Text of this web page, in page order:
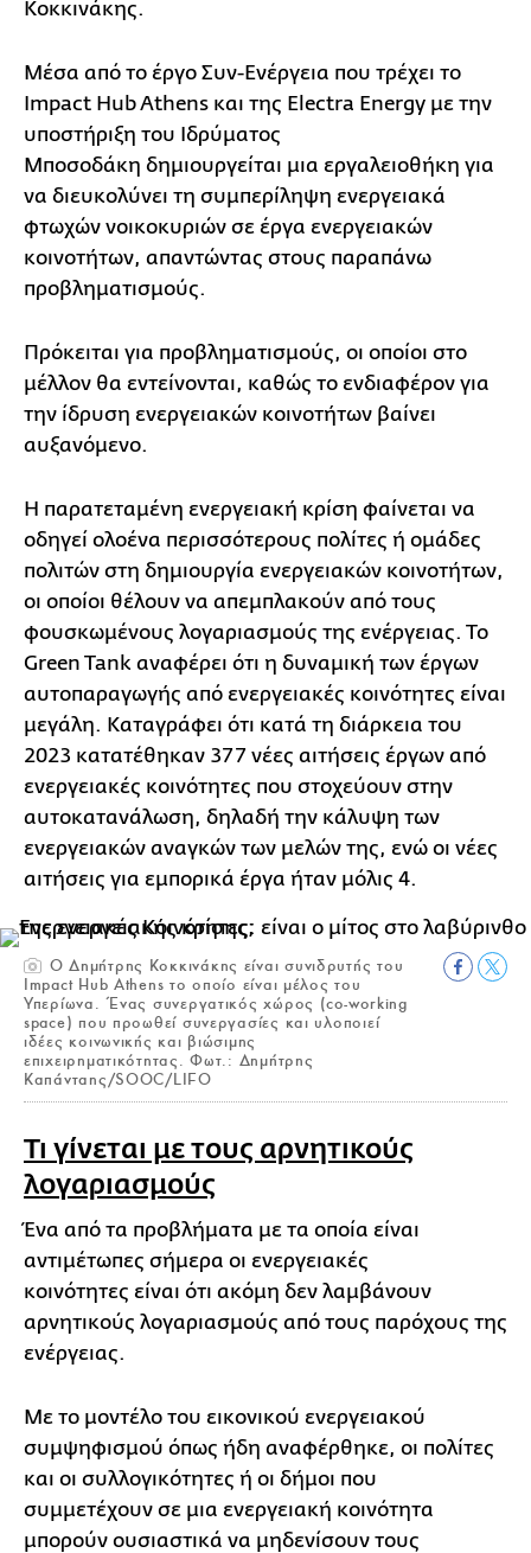
Κοκκινάκης.
Μέσα από το έργο Συν-Ενέργεια που τρέχει το
Impact Hub Athens και της Electra Energy με την
υποστήριξη του Ιδρύματος
Μποσοδάκη δημιουργείται μια εργαλειοθήκη για
να διευκολύνει τη συμπερίληψη ενεργειακά
φτωχών νοικοκυριών σε έργα ενεργειακών
κοινοτήτων, απαντώντας στους παραπάνω
προβληματισμούς.
Πρόκειται για προβληματισμούς, οι οποίοι στο
μέλλον θα εντείνονται, καθώς το ενδιαφέρον για
την ίδρυση ενεργειακών κοινοτήτων βαίνει
αυξανόμενο.
Η παρατεταμένη ενεργειακή κρίση φαίνεται να
οδηγεί ολοένα περισσότερους πολίτες ή ομάδες
πολιτών στη δημιουργία ενεργειακών κοινοτήτων,
οι οποίοι θέλουν να απεμπλακούν από τους
φουσκωμένους λογαριασμούς της ενέργειας. Το
Green Tank αναφέρει ότι η δυναμική των έργων
αυτοπαραγωγής από ενεργειακές κοινότητες είναι
μεγάλη. Καταγράφει ότι κατά τη διάρκεια του
2023 κατατέθηκαν 377 νέες αιτήσεις έργων από
ενεργειακές κοινότητες που στοχεύουν στην
αυτοκατανάλωση, δηλαδή την κάλυψη των
ενεργειακών αναγκών των μελών της, ενώ οι νέες
αιτήσεις για εμπορικά έργα ήταν μόλις 4.
Ο Δημήτρης Κοκκινάκης είναι συνιδρυτής του
Impact Hub Athens το οποίο είναι μέλος του
Υπερίωνα. Ένας συνεργατικός χώρος (co-working
space) που προωθεί συνεργασίες και υλοποιεί
ιδέες κοινωνικής και βιώσιμης
επιχειρηματικότητας. Φωτ.: Δημήτρης
Καπάνταης/SOOC/LIFO
Τι γίνεται με τους αρνητικούς
λογαριασμούς
Ένα από τα προβλήματα με τα οποία είναι
αντιμέτωπες σήμερα οι ενεργειακές
κοινότητες είναι ότι ακόμη δεν λαμβάνουν
αρνητικούς λογαριασμούς από τους παρόχους της
ενέργειας.
Με το μοντέλο του εικονικού ενεργειακού
συμψηφισμού όπως ήδη αναφέρθηκε, οι πολίτες
και οι συλλογικότητες ή οι δήμοι που
συμμετέχουν σε μια ενεργειακή κοινότητα
μπορούν ουσιαστικά να μηδενίσουν τους